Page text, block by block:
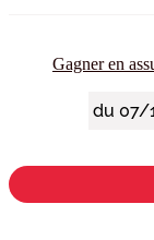
Gagner en